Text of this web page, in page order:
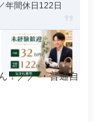
間休日122日
！／／ ・普通自